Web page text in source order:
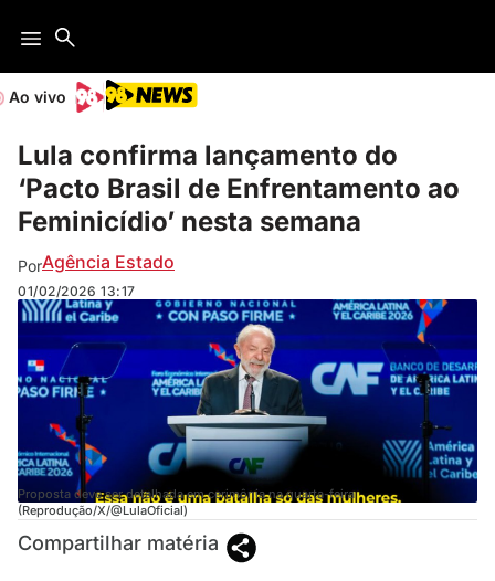
Ao vivo
Lula confirma lançamento do
‘Pacto Brasil de Enfrentamento ao
Feminicídio’ nesta semana
PorAgência Estado
01/02/2026 13:17
Proposta deve ser detalhada em cerimônia na quarta-feira
(Reprodução/X/@LulaOficial)
Compartilhar matéria